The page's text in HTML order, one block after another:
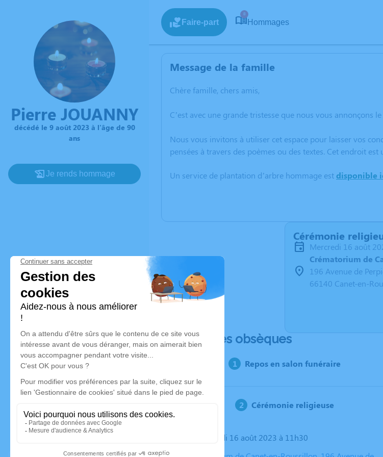
Pierre JOUANNY
décédé le 9 août 2023 à l'âge de 90
ans
Je rends hommage
Faire-part
8
Hommages
Message de la famille
Chère famille, chers amis,
C’est avec une grande tristesse que nous vous annonçons
Nous vous invitons à utiliser cet espace pour laisser vos
pensées à travers des poèmes ou des textes. Cet endroit
Un service de plantation d’arbre hommage estdisponible
Cérémonie
mercredi 16 août
Crématorium de
196 Avenue de
66140 Canet-en-
Déroulé des obsèques
Repos en salon funéraire
Cérémonie religieuse
Le mercredi 16 août 2023 à 11h30